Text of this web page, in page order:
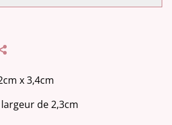
x 3,4cm
de 2,3cm